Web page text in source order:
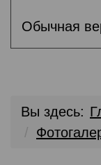
Обычная
Вы здесь: